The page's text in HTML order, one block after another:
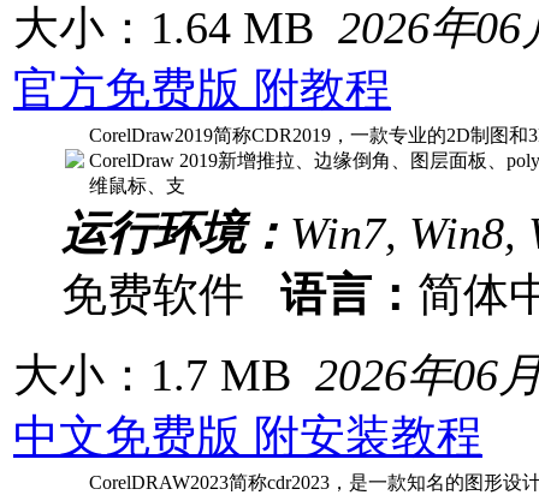
大小：1.64 MB 2026年06
官方免费版 附教程
CorelDraw2019简称CDR2019，一款专业的2D制图
CorelDraw 2019新增推拉、边缘倒角、图层面板、
维鼠标、支
运行环境： Win7, Win8,
免费软件 语言： 简体
大小：1.7 MB 2026年06
中文免费版 附安装教程
CorelDRAW2023简称cdr2023，是一款知名的图形